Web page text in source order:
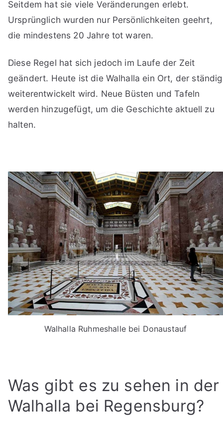
Seitdem hat sie viele Veränderungen erlebt.
Ursprünglich wurden nur Persönlichkeiten geehrt,
die mindestens 20 Jahre tot waren.
Diese Regel hat sich jedoch im Laufe der Zeit
geändert. Heute ist die Walhalla ein Ort, der ständig
weiterentwickelt wird. Neue Büsten und Tafeln
werden hinzugefügt, um die Geschichte aktuell zu
halten.
Walhalla Ruhmeshalle bei Donaustauf
Was gibt es zu sehen in der
Walhalla bei Regensburg?